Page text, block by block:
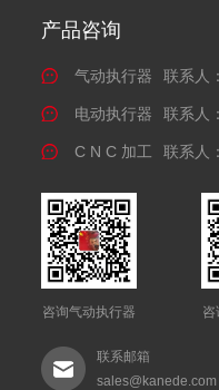
产品咨询
气动执行器 联系人
电动执行器 联系人
C N C 加工 联系人
咨询气动执行器 咨
联系邮箱
sales@kanede.com